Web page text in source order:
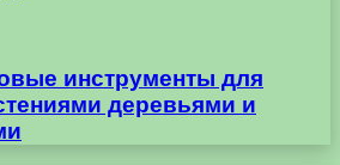
инструменты для
деревьями и